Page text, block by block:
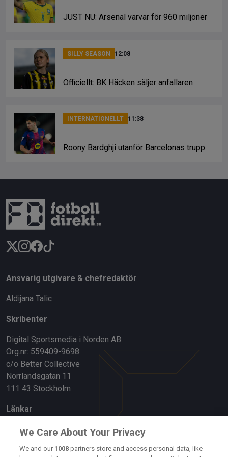
JUST NU: Arsenal värvar för 960 miljoner
SILLY SEASON 12:08
Officiellt: BK Häcken säljer anfallaren
INTERNATIONELLT 11:38
Roony Bardghji utanför Barcelonas trupp
Ansvarig utgivare & chefredaktör
Aldijana Talic
Skribenter
Digital Sportsmedia i Norden AB
Org.nr: 559409-9698
c/o Better Collective
Norrlandsgatan 11
111 43 Stockholm
Länkar
Om oss
Kontakta oss
We Care About Your Privacy
We and our 1008 partners store and access personal data, like